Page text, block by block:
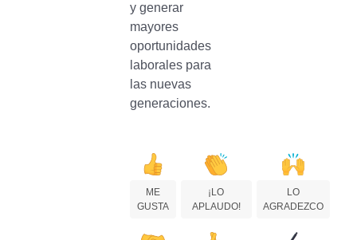
y generar
mayores
oportunidades
laborales para
las nuevas
generaciones.
ME
GUSTA
¡LO
APLAUDO!
LO
AGRADEZCO